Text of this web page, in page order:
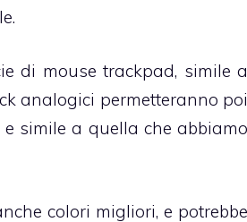
di mouse trackpad, simile a
analogici permetteranno poi
simile a quella che abbiamo
colori migliori, e potrebbe